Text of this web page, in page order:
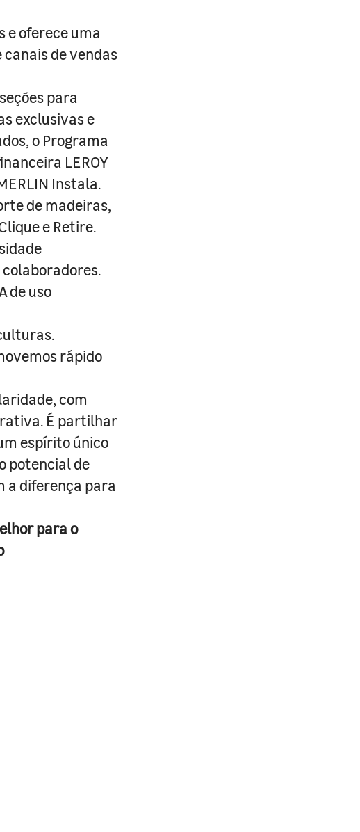
e oferece uma
de vendas
para
exclusivas e
o Programa
LEROY
Instala.
de madeiras,
e Retire.
de uso
rápido
com
É partilhar
espírito único
potencial de
a diferença para
para o